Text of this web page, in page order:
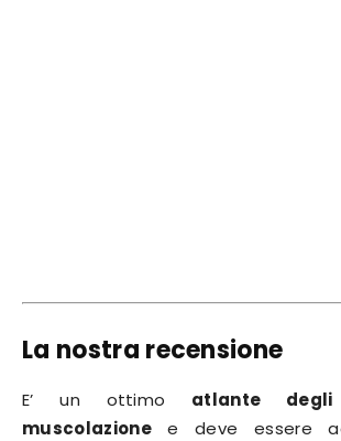
La nostra recensione
E’ un ottimo atlante
muscolazionee deve essere